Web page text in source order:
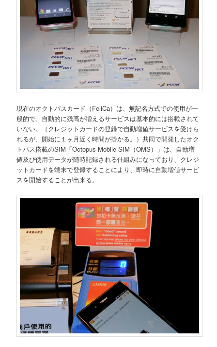
現在のオクトパスカード（FeliCa）は、無記名方式での使用が一
般的で、自動的に残高が増えるサービスは基本的には搭載されて
いない。（クレジットカードの登録で自動増値サービスを受けら
れるが、開始に１ヶ月近く時間が掛かる。）共同で開発したオク
トパス搭載のSIM「Octopus Mobile SIM（OMS）」は、自動増
値及び使用データが随時記録される仕組みになっており、クレジ
ットカードを端末で登録することにより、即時に自動増値サービ
スを開始することが出来る。